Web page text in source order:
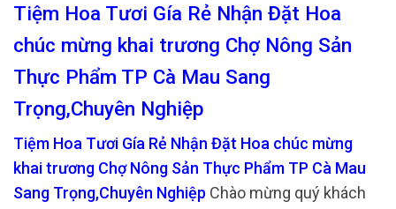
Tiệm Hoa Tươi Gía Rẻ Nhận Đặt Hoa
chúc mừng khai trương Chợ Nông Sản
Thực Phẩm TP Cà Mau Sang
Trọng,Chuyên Nghiệp
Tiệm Hoa Tươi Gía Rẻ Nhận Đặt Hoa chúc mừng
khai trương Chợ Nông Sản Thực Phẩm TP Cà Mau
Sang Trọng,Chuyên Nghiệp Chào mừng quý khách